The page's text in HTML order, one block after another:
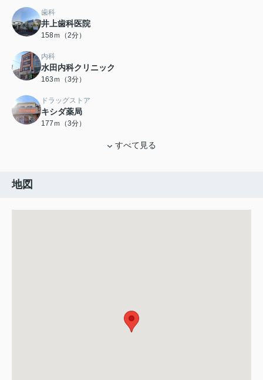
歯科
井上歯科医院
158ｍ（2分）
内科
水田内科クリニック
163ｍ（3分）
ドラッグストア
キシダ薬局
177ｍ（3分）
すべて見る
地図